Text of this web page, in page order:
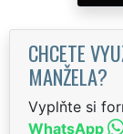
CHCETE
MANŽELA?
Vyplňte si
WhatsApp